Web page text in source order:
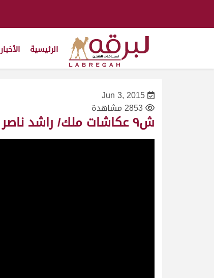
الرئيسية الأخبار
Jun 3, 2015
2853 مشاهدة
ش٩ عكاشات ملك/ راشد ناصر آل جبر النعيمي – السباق المحلي الأول ٢٥/٩/٢٠١٠-جذاع بكار-التوقيت ٦:٢٦:٢٢